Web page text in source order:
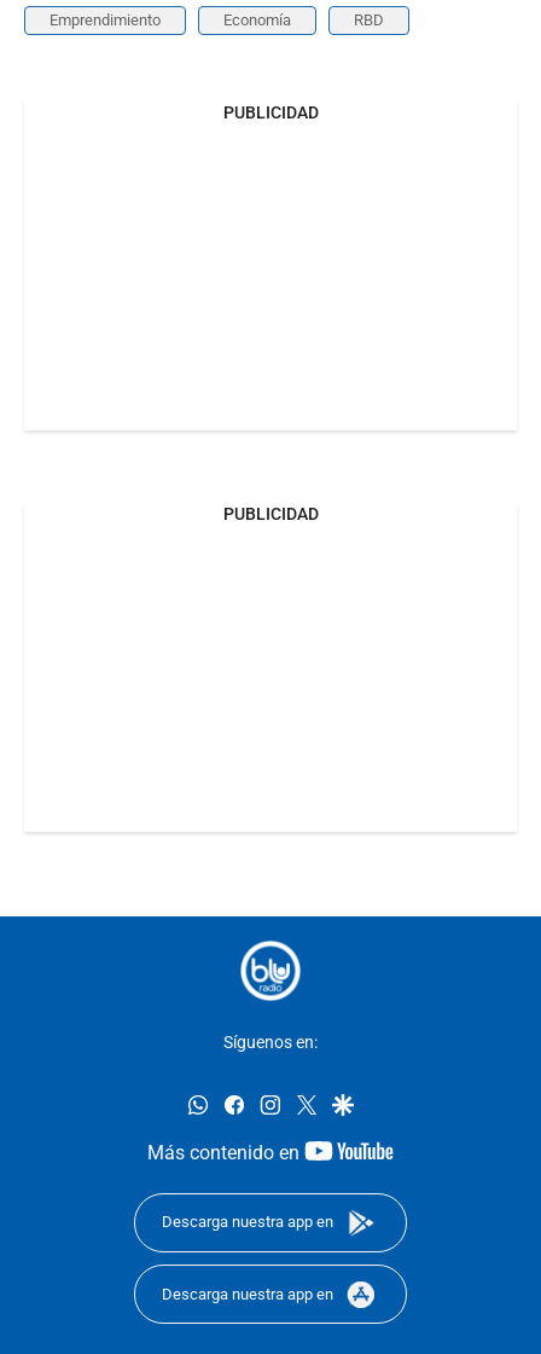
Emprendimiento Economía RBD
PUBLICIDAD
PUBLICIDAD
Síguenos en:
whatsappfacebookinstagram
twittergoogle
Más contenido en
youtube-
Descarga nuestra app en
Descarga nuestra app en